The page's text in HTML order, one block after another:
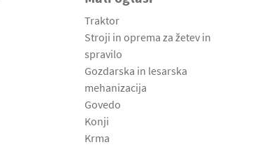
Traktor
Stroji in oprema za žetev in
spravilo
Gozdarska in lesarska
mehanizacija
Govedo
Konji
Krma